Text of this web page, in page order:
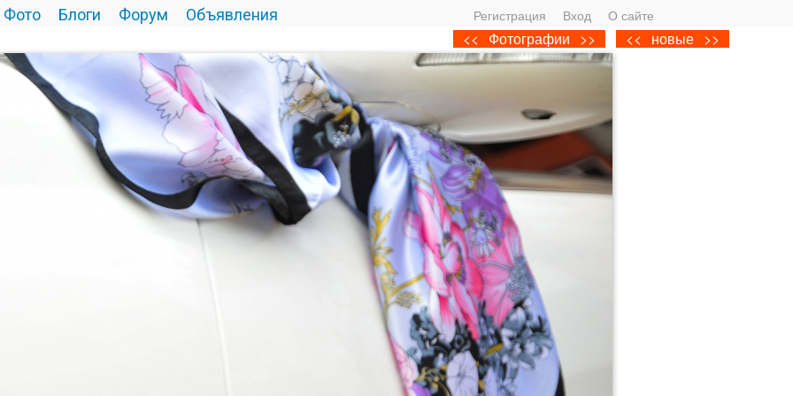
Фото Блоги Форум Объявления Регистрация Вход О сайте
<< новые >>
<< Фотографии >>